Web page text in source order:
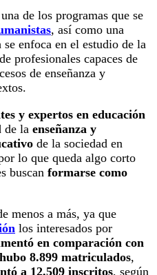
de los programas que se
, así como una
enfoca en el estudio de la
profesionales capaces de
de enseñanza y
y expertos en educación
de la enseñanza y
de la sociedad en
lo que queda algo corto
buscan formarse como
menos a más, ya que
los interesados por
en comparación con
hubo 8.899 matriculados,
a 12.509 inscritos, según